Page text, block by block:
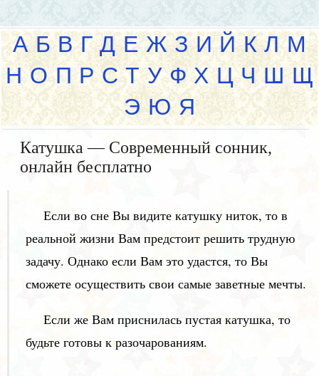
А Б В Г Д Е Ж З И Й К Л М
Н О П Р С Т У Ф Х Ц Ч Ш Щ
Э Ю Я
Катушка — Современный сонник,
онлайн бесплатно
Если во сне Вы видите катушку ниток, то в
реальной жизни Вам предстоит решить трудную
задачу. Однако если Вам это удастся, то Вы
сможете осуществить свои самые заветные мечты.
Если же Вам приснилась пустая катушка, то
будьте готовы к разочарованиям.